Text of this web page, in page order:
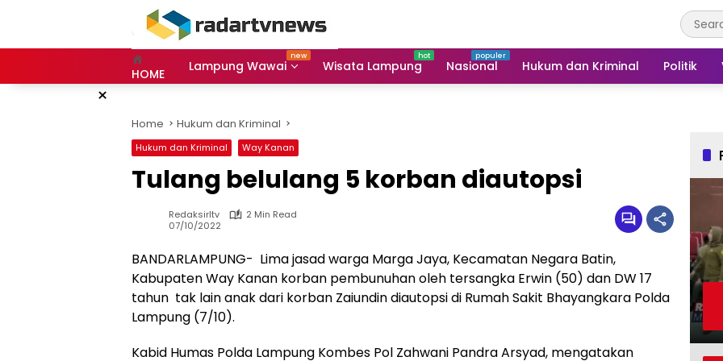
HOME Lampung Wawai Wisata Lampung Nasional Hukum dan Kriminal Politik
×
Home Hukum dan Kriminal
Hukum dan Kriminal Way Kanan
Tulang belulang 5 korban diautopsi
Redaksirltv
2 Min Read
07/10/2022
BANDARLAMPUNG- Lima jasad warga Marga Jaya, Kecamatan Negara Batin,
Kabupaten Way Kanan korban pembunuhan oleh tersangka Erwin (50) dan DW 17
tahun tak lain anak dari korban Zaiundin diautopsi di Rumah Sakit Bhayangkara Polda
Lampung (7/10).
Kabid Humas Polda Lampung Kombes Pol Zahwani Pandra Arsyad, mengatakan